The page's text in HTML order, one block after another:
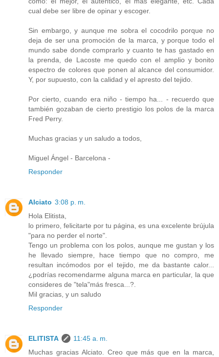
cual debe ser libre de opinar y escoger.
Sin embargo, y aunque me sobra el cocodrilo porque no
deja de ser una promoción de la marca, y porque todo el
mundo sabe donde comprarlo y cuanto te has gastado en
la prenda, de Lacoste me quedo con el amplio y bonito
espectro de colores que ponen al alcance del consumidor.
Y, por supuesto, con la calidad y el apresto del tejido.
Por cierto, cuando era niño - tiempo ha... - recuerdo que
también gozaban de cierto prestigio los polos de la marca
Fred Perry.
Muchas gracias y un saludo a todos,
Miguel Ángel - Barcelona -
Responder
Alciato 3:08 p. m.
Hola Elitista,
lo primero, felicitarte por tu página, es una excelente brújula
"para no perder el norte".
Tengo un problema con los polos, aunque me gustan y los
he llevado siempre, hace tiempo que no compro, me
resultan incómodos por el tejido, me da bastante calor...
¿podrías recomendarme alguna marca en particular, la que
consideres de "tela"más fresca...?.
Mil gracias, y un saludo
Responder
ELITISTA
11:45 a. m.
Muchas gracias Alciato. Creo que más que en la marca,